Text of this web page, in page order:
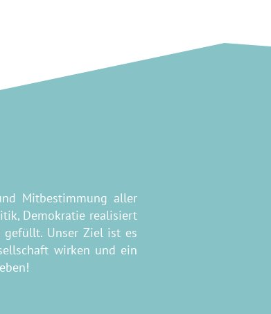
Mitbestimmung aller
Demokratie realisiert
gefüllt. Unser Ziel ist es
wirken und ein